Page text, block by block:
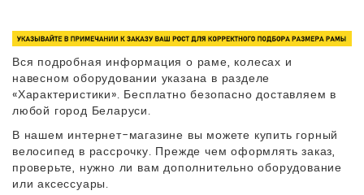
Вся подробная информация о раме, колесах и
навесном оборудовании указана в разделе
«Характеристики». Бесплатно безопасно доставляем в
любой город Беларуси.
В нашем интернет-магазине вы можете купить горный
велосипед в рассрочку. Прежде чем оформлять заказ,
проверьте, нужно ли вам дополнительно оборудование
или аксессуары.